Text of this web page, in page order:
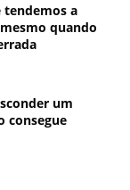
tendemos a
quando
um
consegue